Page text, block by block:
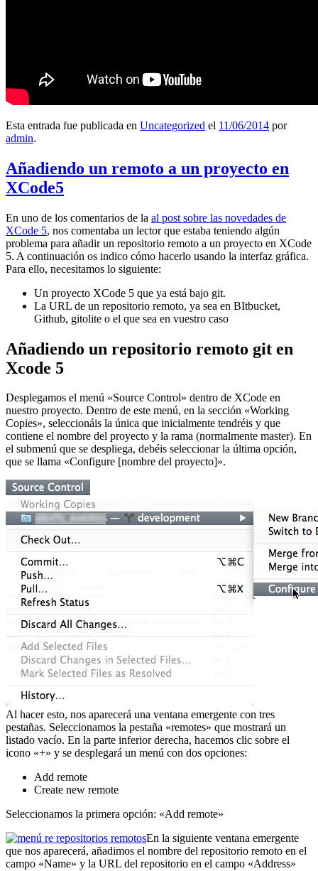
Esta entrada fue publicada en Uncategorized el 11/06/2014 por
admin.
Añadiendo un remoto a un proyecto en
XCode5
En uno de los comentarios de la al post sobre las novedades de
XCode 5, nos comentaba un lector que estaba teniendo algún
problema para añadir un repositorio remoto a un proyecto en XCode
5. A continuación os indico cómo hacerlo usando la interfaz gráfica.
Para ello, necesitamos lo siguiente:
Un proyecto XCode 5 que ya está bajo git.
La URL de un repositorio remoto, ya sea en BItbucket,
Github, gitolite o el que sea en vuestro caso
Añadiendo un repositorio remoto git en
Xcode 5
Desplegamos el menú «Source Control» dentro de XCode en
nuestro proyecto. Dentro de este menú, en la sección «Working
Copies», seleccionáis la única que inicialmente tendréis y que
contiene el nombre del proyecto y la rama (normalmente master). En
el submenú que se despliega, debéis seleccionar la última opción,
que se llama «Configure [nombre del proyecto]».
Al hacer esto, nos aparecerá una ventana emergente con tres
pestañas. Seleccionamos la pestaña «remotes» que mostrará un
listado vacío. En la parte inferior derecha, hacemos clic sobre el
icono «+» y se desplegará un menú con dos opciones:
Add remote
Create new remote
Seleccionamos la primera opción: «Add remote»
En la siguiente ventana emergente
que nos aparecerá, añadimos el nombre del repositorio remoto en el
campo «Name» y la URL del repositorio en el campo «Address»